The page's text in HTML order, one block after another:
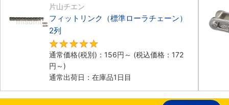
片山チエン
フィットリンク（標準ローラチェーン）
2列
通常価格(税別)： 156円 ～ (税込価格： 172
円 ～)
通常出荷日：在庫品1日目